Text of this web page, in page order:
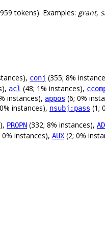
tokens). Examples: grant,
conj (355; 8%
acl (48; 1% instances),
instances), appos (6; 0%
instances), nsubj:pass (1;
PROPN (332; 8% instances),
0% instances), AUX (2; 0%